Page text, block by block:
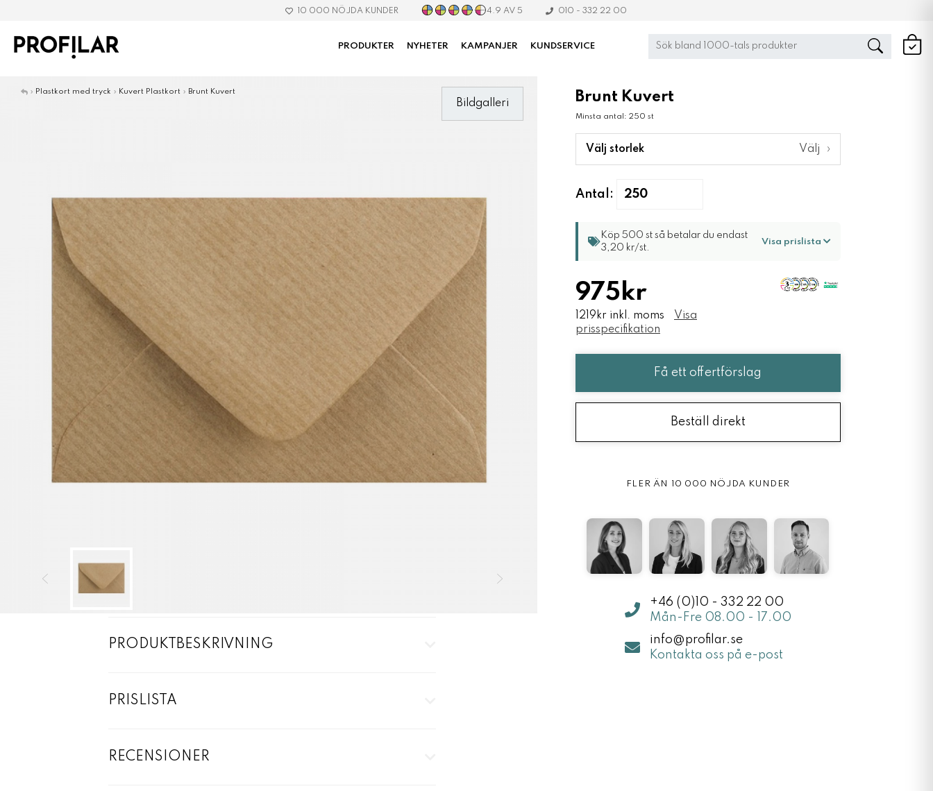
10 000 NÖJDA KUNDER 4.9 AV 5 010 - 332 22 00
PRODUKTER NYHETER KAMPANJER KUNDSERVICE
» Plastkort med tryck » Kuvert Plastkort » Brunt Kuvert
Bildgalleri
PRODUKTBESKRIVNING
PRISLISTA
RECENSIONER
Brunt Kuvert
Minsta antal: 250 st
Välj storlek Välj ›
Antal:
Köp 500 st så betalar du endast
3,20 kr/st.
Visa prislista
975kr
1219kr inkl. moms
Visa
prisspecifikation
Få ett offertförslag
Beställ direkt
20 ÅR INOM PROFILBRANSCHEN
+46 (0)10 - 332 22 00
Mån-Fre 08.00 - 17.00
info@profilar.se
Kontakta oss på e-post